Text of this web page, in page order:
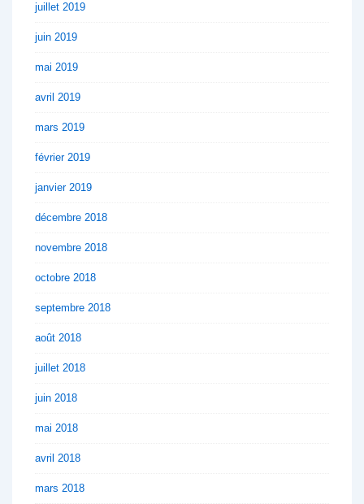
juillet 2019
juin 2019
mai 2019
avril 2019
mars 2019
février 2019
janvier 2019
décembre 2018
novembre 2018
octobre 2018
septembre 2018
août 2018
juillet 2018
juin 2018
mai 2018
avril 2018
mars 2018